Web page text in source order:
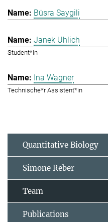
Büsra Saygili
Janek Uhlich
Student*in
Ina Wagner
Technische*r Assistent*in
Quantitative Biology
Simone Reber
Team
Publications